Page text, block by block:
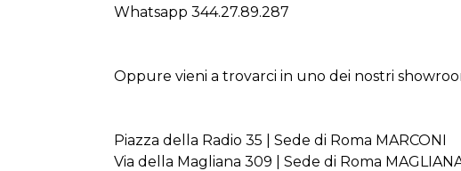
Whatsapp 344.27.89.287
Oppure vieni a trovarci in uno dei nostri
Piazza della Radio 35 | Sede di Roma MARCONI
Via della Magliana 309 | Sede di Roma